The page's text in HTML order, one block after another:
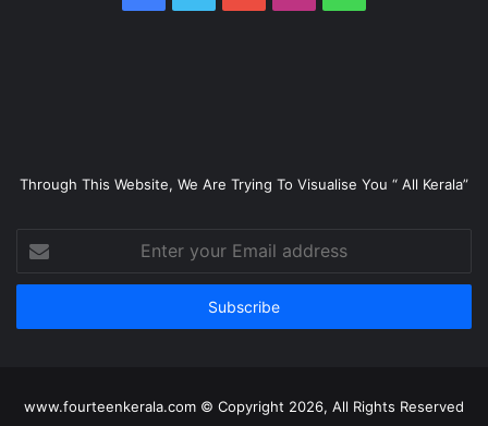
Through This Website, We Are Trying To Visualise You “ All Kerala”
your
Email
www.fourteenkerala.com © Copyright 2026, All Rights Reserved